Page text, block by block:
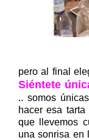
pero al final
Siéntete
.. somos
hacer esa
que llevemos
una sonrisa en